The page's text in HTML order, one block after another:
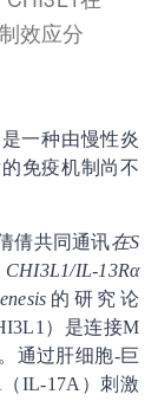
效应分
一种由慢性炎
免疫机制尚不
倩共同通讯在S
CHI3L1/IL-13Rα
的研究论
）是连接M
通过肝细胞-巨
IL-17A）刺激